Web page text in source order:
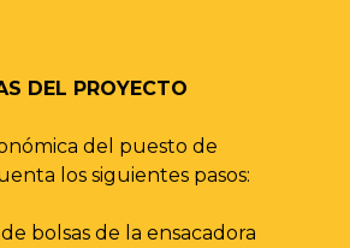
DEL PROYECTO
del puesto de
los siguientes pasos:
bolsas de la ensacadora